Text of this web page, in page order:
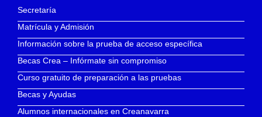
Secretaría
Matrícula y Admisión
Información sobre la prueba de acceso específica
Becas Crea – Infórmate sin compromiso
Curso gratuito de preparación a las pruebas
Becas y Ayudas
Alumnos internacionales en Creanavarra